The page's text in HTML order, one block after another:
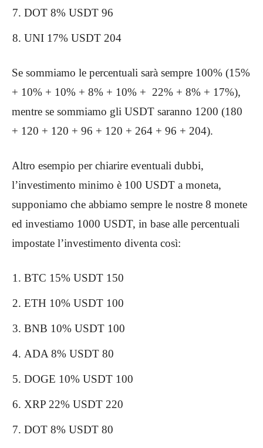
DOT 8% USDT 96
UNI 17% USDT 204
Se sommiamo le percentuali sarà sempre 100% (15%
+ 10% + 10% + 8% + 10% + 22% + 8% + 17%),
mentre se sommiamo gli USDT saranno 1200 (180
+ 120 + 120 + 96 + 120 + 264 + 96 + 204).
Altro esempio per chiarire eventuali dubbi,
l’investimento minimo è 100 USDT a moneta,
supponiamo che abbiamo sempre le nostre 8 monete
ed investiamo 1000 USDT, in base alle percentuali
impostate l’investimento diventa così:
BTC 15% USDT 150
ETH 10% USDT 100
BNB 10% USDT 100
ADA 8% USDT 80
DOGE 10% USDT 100
XRP 22% USDT 220
DOT 8% USDT 80